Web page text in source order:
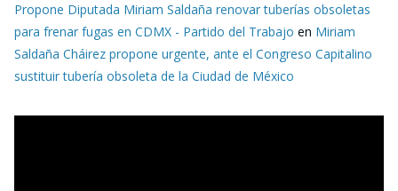
Propone Diputada Miriam Saldaña renovar tuberías obsoletas
para frenar fugas en CDMX - Partido del Trabajo en Miriam
Saldaña Cháirez propone urgente, ante el Congreso Capitalino
sustituir tubería obsoleta de la Ciudad de México